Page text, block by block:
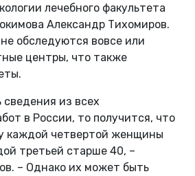
лечебного факультета
Александр Тихомиров.
обследуются вовсе или
центры, что также
из всех
в России, то получится, что
каждой четвертой женщины
третьей старше 40, –
– Однако их может быть